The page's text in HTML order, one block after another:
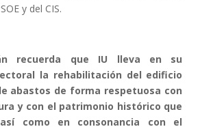
y del CIS.
recuerda que IU lleva en su
la rehabilitación del edificio
abastos de forma respetuosa con
y con el patrimonio histórico que
como en consonancia con el